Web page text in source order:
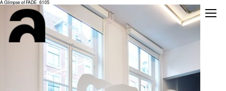
A Glimpse of FADE_6105